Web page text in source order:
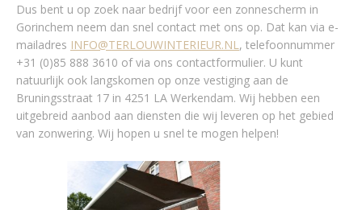
Dus bent u op zoek naar bedrijf voor een zonnescherm in
Gorinchem neem dan snel contact met ons op. Dat kan via e-
mailadres INFO@TERLOUWINTERIEUR.NL, telefoonnummer
+31 (0)85 888 3610 of via ons contactformulier. U kunt
natuurlijk ook langskomen op onze vestiging aan de
Bruningsstraat 17 in 4251 LA Werkendam. Wij hebben een
uitgebreid aanbod aan diensten die wij leveren op het gebied
van zonwering. Wij hopen u snel te mogen helpen!